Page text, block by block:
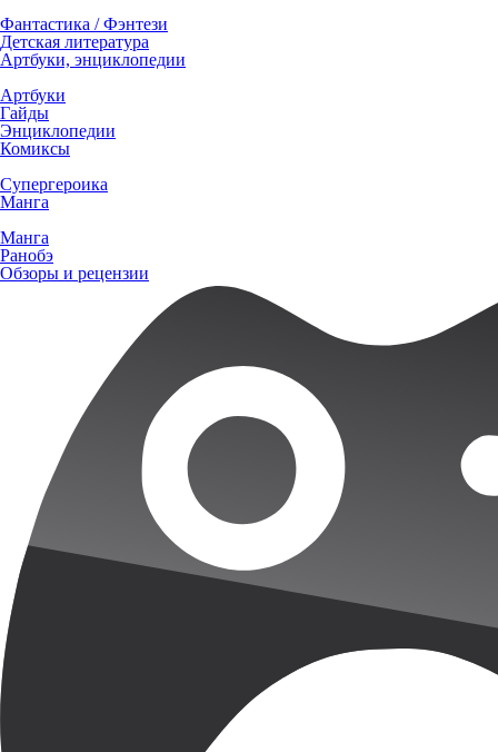
Фантастика / Фэнтези
Детская литература
Артбуки, энциклопедии
Артбуки
Гайды
Энциклопедии
Комиксы
Супергероика
Манга
Манга
Ранобэ
Обзоры и рецензии